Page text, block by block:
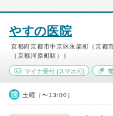
やすの医院
京都府京都市中京区永楽町（京都
（京都河原町駅））
マイナ受付 (スマホ可)
土曜（〜13:00）